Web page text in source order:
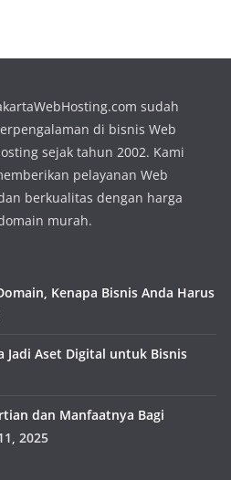
sudah
di bisnis Web
sejak tahun 2002. Kami
pelayanan Web
berkualitas dengan harga
murah.
Kenapa Bisnis Anda Harus
Jadi Aset Digital untuk Bisnis
dan Manfaatnya Bagi
2025